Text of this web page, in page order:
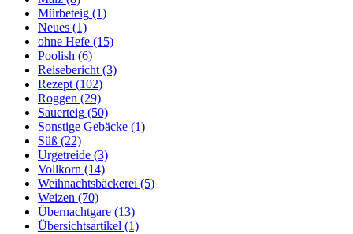
Mürbeteig (1)
Neues (1)
ohne Hefe (15)
Poolish (6)
Reisebericht (3)
Rezept (102)
Roggen (29)
Sauerteig (50)
Sonstige Gebäcke (1)
Süß (22)
Urgetreide (3)
Vollkorn (14)
Weihnachtsbäckerei (5)
Weizen (70)
Übernachtgare (13)
Übersichtsartikel (1)